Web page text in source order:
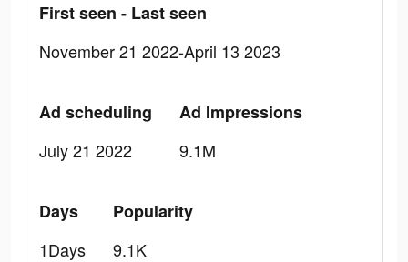
First seen - Last seen
November 21 2022-April 13 2023
Ad scheduling
July 21 2022
Ad Impressions
9.1M
Days
1Days
Popularity
9.1K